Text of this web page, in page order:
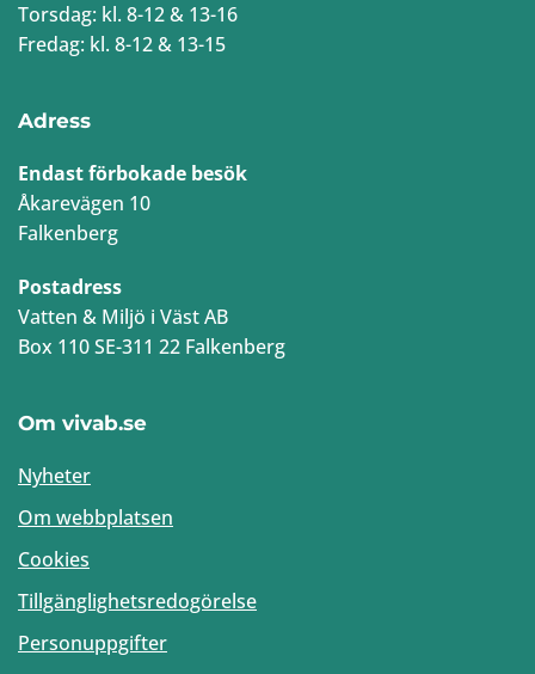
Torsdag: kl. 8-12 & 13-16
Fredag: kl. 8-12 & 13-15
Adress
Endast förbokade besök
Åkarevägen 10
Falkenberg
Postadress
Vatten & Miljö i Väst AB
Box 110 SE-311 22 Falkenberg
Om vivab.se
Nyheter
Om webbplatsen
Cookies
Tillgänglighetsredogörelse
Personuppgifter